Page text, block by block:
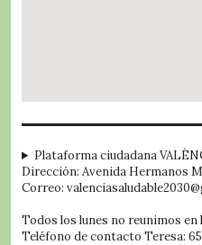
Plataforma ciudadana
Dirección: Avenida Hermanos
Correo:
Todos los lunes no reunimos en
Teléfono de contacto Teresa: